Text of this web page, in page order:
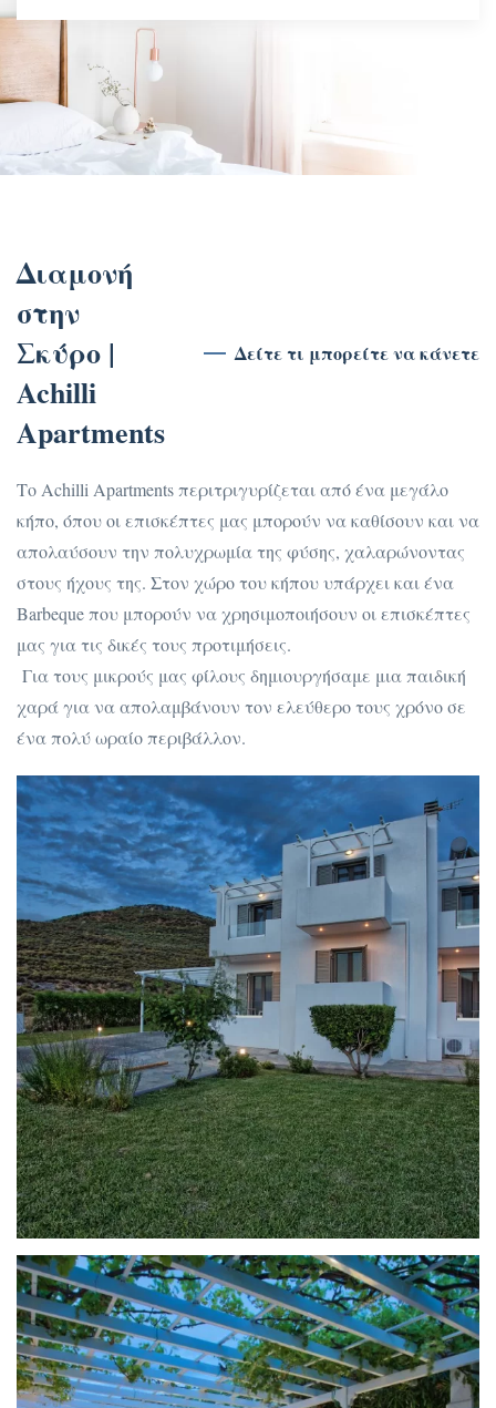
Διαμονή
στην
Σκύρο |
Achilli
Apartments
Δείτε τι μπορείτε να κάνετε
Το Achilli Apartments περιτριγυρίζεται από ένα μεγάλο
κήπο, όπου οι επισκέπτες μας μπορούν να καθίσουν και να
απολαύσουν την πολυχρωμία της φύσης, χαλαρώνοντας
στους ήχους της. Στον χώρο του κήπου υπάρχει και ένα
Barbeque που μπορούν να χρησιμοποιήσουν οι επισκέπτες
μας για τις δικές τους προτιμήσεις.
Για τους μικρούς μας φίλους δημιουργήσαμε μια παιδική
χαρά για να απολαμβάνουν τον ελεύθερο τους χρόνο σε
ένα πολύ ωραίο περιβάλλον.